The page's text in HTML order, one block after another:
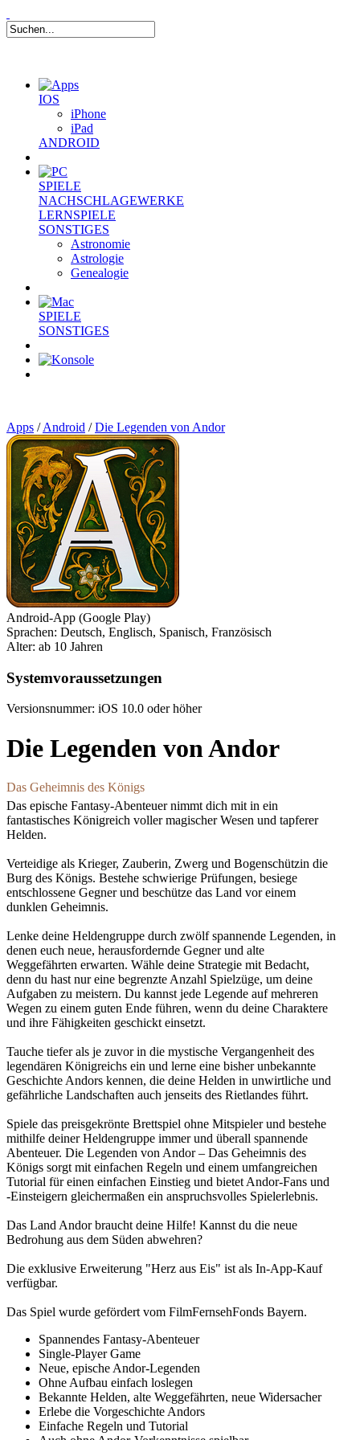
IOS
iPhone
iPad
ANDROID
SPIELE
NACHSCHLAGEWERKE
LERNSPIELE
SONSTIGES
Astronomie
Astrologie
Genealogie
SPIELE
SONSTIGES
Apps /Android /Die Legenden von Andor
Android-App (Google Play)
Sprachen: Deutsch, Englisch, Spanisch, Französisch
Alter: ab 10 Jahren
Systemvoraussetzungen
Versionsnummer: iOS 10.0 oder höher
Die Legenden von Andor
Das Geheimnis des Königs
Das epische Fantasy-Abenteuer nimmt dich mit in ein
fantastisches Königreich voller magischer Wesen und tapferer
Helden.
Verteidige als Krieger, Zauberin, Zwerg und Bogenschützin die
Burg des Königs. Bestehe schwierige Prüfungen, besiege
entschlossene Gegner und beschütze das Land vor einem
dunklen Geheimnis.
Lenke deine Heldengruppe durch zwölf spannende Legenden, in
denen euch neue, herausfordernde Gegner und alte
Weggefährten erwarten. Wähle deine Strategie mit Bedacht,
denn du hast nur eine begrenzte Anzahl Spielzüge, um deine
Aufgaben zu meistern. Du kannst jede Legende auf mehreren
Wegen zu einem guten Ende führen, wenn du deine Charaktere
und ihre Fähigkeiten geschickt einsetzt.
Tauche tiefer als je zuvor in die mystische Vergangenheit des
legendären Königreichs ein und lerne eine bisher unbekannte
Geschichte Andors kennen, die deine Helden in unwirtliche und
gefährliche Landschaften auch jenseits des Rietlandes führt.
Spiele das preisgekrönte Brettspiel ohne Mitspieler und bestehe
mithilfe deiner Heldengruppe immer und überall spannende
Abenteuer. Die Legenden von Andor – Das Geheimnis des
Königs sorgt mit einfachen Regeln und einem umfangreichen
Tutorial für einen einfachen Einstieg und bietet Andor-Fans und
-Einsteigern gleichermaßen ein anspruchsvolles Spielerlebnis.
Das Land Andor braucht deine Hilfe! Kannst du die neue
Bedrohung aus dem Süden abwehren?
Die exklusive Erweiterung "Herz aus Eis" ist als In-App-Kauf
verfügbar.
Das Spiel wurde gefördert vom FilmFernsehFonds Bayern.
Spannendes Fantasy-Abenteuer
Single-Player Game
Neue, epische Andor-Legenden
Ohne Aufbau einfach loslegen
Bekannte Helden, alte Weggefährten, neue Widersacher
Erlebe die Vorgeschichte Andors
Einfache Regeln und Tutorial